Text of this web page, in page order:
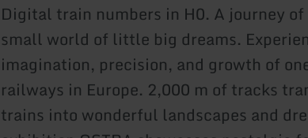
Digital train numbers in H0. A journey
small world of little big dreams.
imagination, precision, and growth of
railways in Europe. 2,000 m of tracks
trains into wonderful landscapes and